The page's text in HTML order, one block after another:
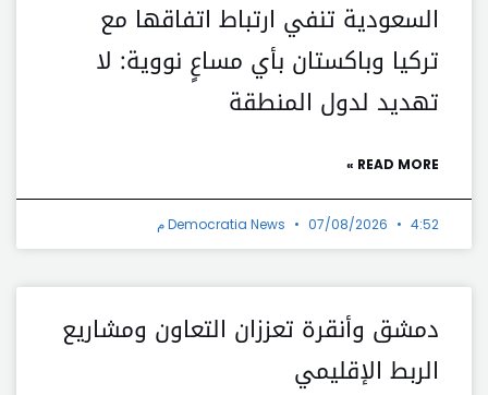
السعودية تنفي ارتباط اتفاقها مع
تركيا وباكستان بأي مساعٍ نووية: لا
تهديد لدول المنطقة
READ MORE »
Democratia News 07/08/2026 4:52 م
دمشق وأنقرة تعززان التعاون ومشاريع
الربط الإقليمي